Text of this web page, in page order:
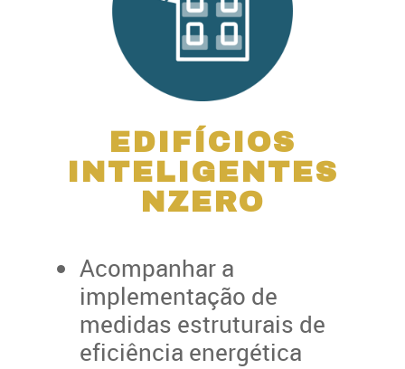
EDIFÍCIOS
INTELIGENTES
NZERO
Acompanhar a
implementação de
medidas estruturais de
eficiência energética